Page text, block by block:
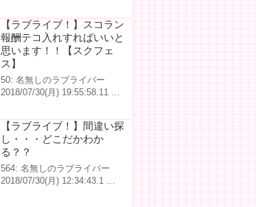
【ラブライブ！】スコラン
報酬テコ入れすればいいと
思います！！【スクフェ
ス】
50: 名無しのラブライバー
2018/07/30(月) 19:55:58.11 …
【ラブライブ！】間違い探
し・・・どこだかわか
る？？
564: 名無しのラブライバー
2018/07/30(月) 12:34:43.1 …